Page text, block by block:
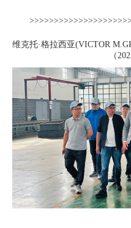
维克托·格拉西亚(VICTOR
（